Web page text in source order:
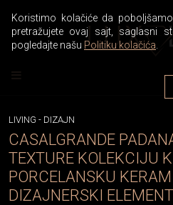
LIVING - DIZAJN
CASALGRANDE
TEXTURE KOLEKCIJU
PORCELANSKU
DIZAJNERSKI ELEMENT
Koristimo kolačiće da
pretražujete ovaj sajt, saglasni
pogledajte našu Politiku kolačića